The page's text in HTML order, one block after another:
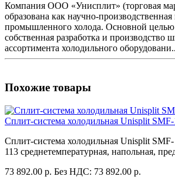
Компания ООО «Унисплит» (торговая
образована как научно-
промышленного холода. Основной целью
собственная разработка и производство
ассортимента холодильного
Похожие товары
Сплит-система холодильная Unisplit SMF-
Сплит-система холодильная Unisplit SMF-
113 среднетемпературная, напольная,
73 892.00 р. Без НДС: 73 892.00 р.